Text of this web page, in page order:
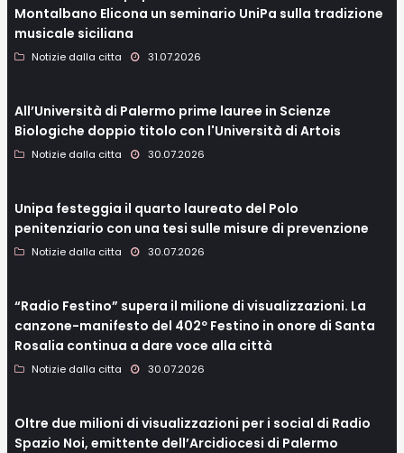
Montalbano Elicona un seminario UniPa sulla tradizione
musicale siciliana
Notizie dalla citta 31.07.2026
All’Università di Palermo prime lauree in Scienze
Biologiche doppio titolo con l'Università di Artois
Notizie dalla citta 30.07.2026
Unipa festeggia il quarto laureato del Polo
penitenziario con una tesi sulle misure di prevenzione
Notizie dalla citta 30.07.2026
“Radio Festino” supera il milione di visualizzazioni. La
canzone-manifesto del 402º Festino in onore di Santa
Rosalia continua a dare voce alla città
Notizie dalla citta 30.07.2026
Oltre due milioni di visualizzazioni per i social di Radio
Spazio Noi, emittente dell’Arcidiocesi di Palermo